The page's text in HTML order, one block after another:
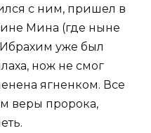
с ним, пришел в
Мина (где ныне
уже был
нож не смог
ягненком. Все
веры пророка,